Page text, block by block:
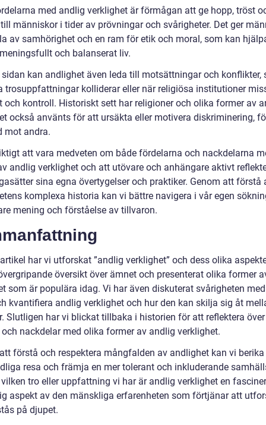
med andlig verklighet är förmågan att ge hopp, tröst
människor i tider av prövningar och svårigheter. Det ger
av samhörighet och en ram för etik och moral, som kan
och balanserat liv.
sidan kan andlighet även leda till motsättningar och konflikter,
trosuppfattningar kolliderar eller när religiösa institutioner
och kontroll. Historiskt sett har religioner och olika former av
också använts för att ursäkta eller motivera diskriminering,
mot andra.
att vara medveten om både fördelarna och nackdelarna
andlig verklighet och att utövare och anhängare aktivt
sina egna övertygelser och praktiker. Genom att förstå
komplexa historia kan vi bättre navigera i vår egen
mening och förståelse av tillvaron.
har vi utforskat ”andlig verklighet” och dess olika
översikt över ämnet och presenterat olika former
som är populära idag. Vi har även diskuterat svårigheten
kvantifiera andlig verklighet och hur den kan skilja sig åt
Slutligen har vi blickat tillbaka i historien för att reflektera
nackdelar med olika former av andlig verklighet.
förstå och respektera mångfalden av andlighet kan vi berika
resa och främja en mer tolerant och inkluderande
tro eller uppfattning vi har är andlig verklighet en
aspekt av den mänskliga erfarenheten som förtjänar att
på djupet.